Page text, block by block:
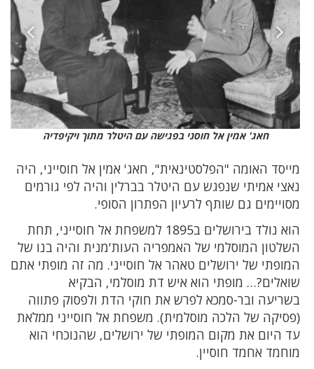
חאג' אמין אל חוסני בפגישה עם היטלר מתוך ויקיפדיה
מייסד האומה "הפלסטינאית", חאג' אמין אל חוסייני, היה
נאצי אמיתי שנפגש עם היטלר בברלין והיה לפי גורמים
מסויימים גם שותף לרעיון הפתרון הסופי.
הוא נולד בירושלים ב1895 למשפחת אל חוסייני, תחת
השלטון המוסלמי של האמפריה העות'מנית והיה בנו של
המופתי של ירושלים טאהר אל חוסייני. מה זה מופתי אתם
שואלים?… מופתי הוא איש דת מוסלמי, הבקיא
בשריעה ובר-סמכא לפרש את חוקי הדת ולפסוק פתווה
(פסיקה של הלכה מוסלמית). משפחת אל חוסייני ממלאת
עד היום את מקום המופתי של ירושלים, שהנוכחי הוא
מוחמד אחמד חוסיין.